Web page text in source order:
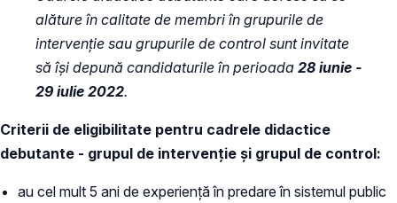
alăture în calitate de membri în grupurile de
intervenție sau grupurile de control sunt invitate
să își depună candidaturile în perioada 28 iunie -
29 iulie 2022.
Criterii de eligibilitate pentru cadrele didactice
debutante - grupul de intervenție și grupul de control:
au cel mult 5 ani de experiență în predare în sistemul public